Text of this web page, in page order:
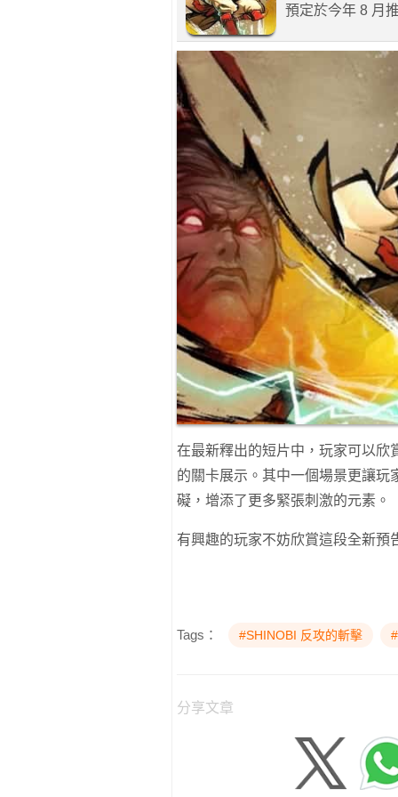
預定於今年 8 月
在最新釋出的短片中，玩家可以欣
的關卡展示。其中一個場景更讓
礙，增添了更多緊張刺激的元素。
有興趣的玩家不妨欣賞這段全新預
Tags： #SHINOBI 反攻的斬擊
分享文章